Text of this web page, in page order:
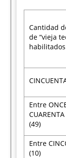
Cantidad
de “vieja
habilitados
Entre
(49)
Entre
(10)